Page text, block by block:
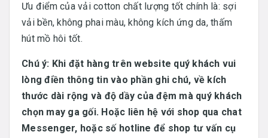
Ưu điểm của vải cotton chất lượng tốt chính là: sợi
vải bền, không phai màu, không kích ứng da, thấm
hút mồ hôi tốt.
Chú ý: Khi đặt hàng trên website quý khách vui
lòng điền thông tin vào phần ghi chú, về kích
thước dài rộng và độ dầy của đệm mà quý khách
chọn may ga gối. Hoặc liên hệ với shop qua chat
Messenger, hoặc số hotline để shop tư vấn cụ